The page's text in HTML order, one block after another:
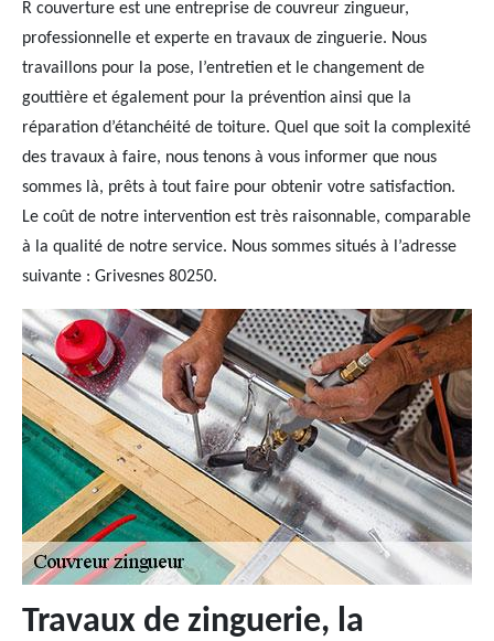
R couverture est une entreprise de couvreur zingueur,
professionnelle et experte en travaux de zinguerie. Nous
travaillons pour la pose, l’entretien et le changement de
gouttière et également pour la prévention ainsi que la
réparation d’étanchéité de toiture. Quel que soit la complexité
des travaux à faire, nous tenons à vous informer que nous
sommes là, prêts à tout faire pour obtenir votre satisfaction.
Le coût de notre intervention est très raisonnable, comparable
à la qualité de notre service. Nous sommes situés à l’adresse
suivante : Grivesnes 80250.
Travaux de zinguerie, la